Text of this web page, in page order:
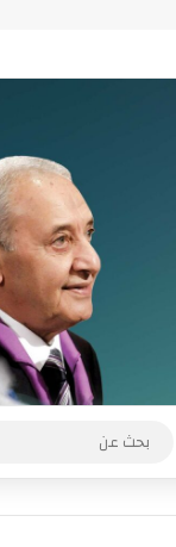
عمود جانبي